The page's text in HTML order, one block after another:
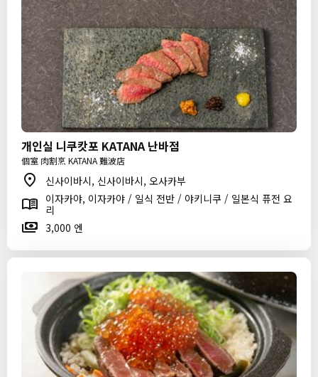
개인실 니쿠캇포 KATANA 난바점
個室 肉割烹 KATANA 難波店
신사이바시, 신사이바시, 오사카부
이자카야, 이자카야 / 일식 전반 / 야키니쿠 / 일본식 퓨전 요
리
3,000 엔